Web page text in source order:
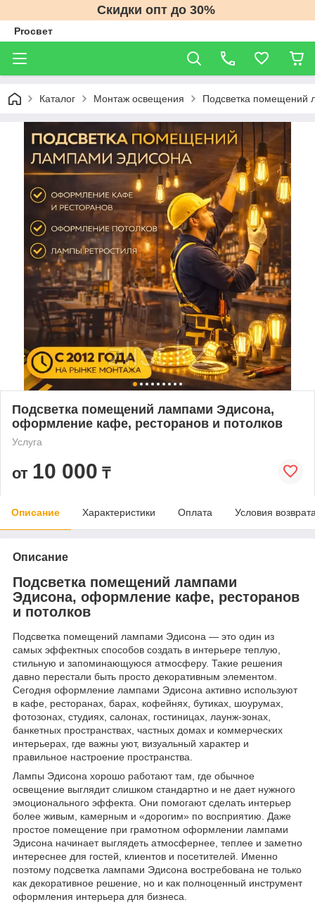
Скидки опт до 30%
Proсвет
Каталог Монтаж освещения Подсветка помещений
Подсветка помещений лампами Эдисона,
оформление кафе, ресторанов и потолков
Услуга
от 10 000 ₸
Описание Характеристики Оплата Условия
Описание
Подсветка помещений лампами
Эдисона, оформление кафе, ресторанов
и потолков
Подсветка помещений лампами Эдисона — это один из
самых эффектных способов создать в интерьере теплую,
стильную и запоминающуюся атмосферу. Такие решения
давно перестали быть просто декоративным элементом.
Сегодня оформление лампами Эдисона активно используют
в кафе, ресторанах, барах, кофейнях, бутиках, шоурумах,
фотозонах, студиях, салонах, гостиницах, лаунж-зонах,
банкетных пространствах, частных домах и коммерческих
интерьерах, где важны уют, визуальный характер и
правильное настроение пространства.
Лампы Эдисона хорошо работают там, где обычное
освещение выглядит слишком стандартно и не дает нужного
эмоционального эффекта. Они помогают сделать интерьер
более живым, камерным и «дорогим» по восприятию. Даже
простое помещение при грамотном оформлении лампами
Эдисона начинает выглядеть атмосфернее, теплее и заметно
интереснее для гостей, клиентов и посетителей. Именно
поэтому подсветка лампами Эдисона востребована не только
как декоративное решение, но и как полноценный инструмент
оформления интерьера для бизнеса.